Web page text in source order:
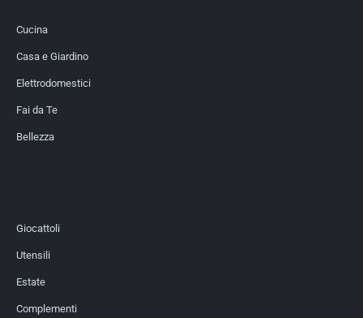
Cucina
Casa e Giardino
Elettrodomestici
Fai da Te
Bellezza
Giocattoli
Utensili
Estate
Complementi